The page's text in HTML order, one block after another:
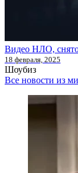
Видео НЛО,
18 февраля, 2025
Шоубиз
Все новости из